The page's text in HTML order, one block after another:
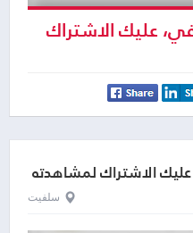
عليك الاشتراك
الاشتراك لمشاهدته
سلفيت